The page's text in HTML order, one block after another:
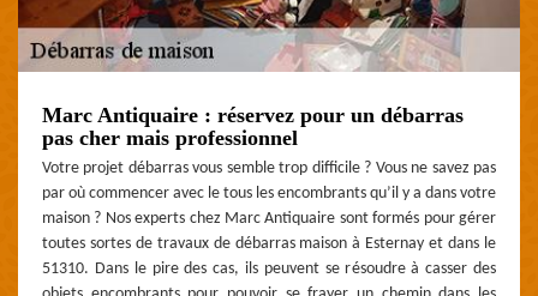
Marc Antiquaire : réservez pour un débarras
pas cher mais professionnel
Votre projet débarras vous semble trop difficile ? Vous ne savez pas
par où commencer avec le tous les encombrants qu’il y a dans votre
maison ? Nos experts chez Marc Antiquaire sont formés pour gérer
toutes sortes de travaux de débarras maison à Esternay et dans le
51310. Dans le pire des cas, ils peuvent se résoudre à casser des